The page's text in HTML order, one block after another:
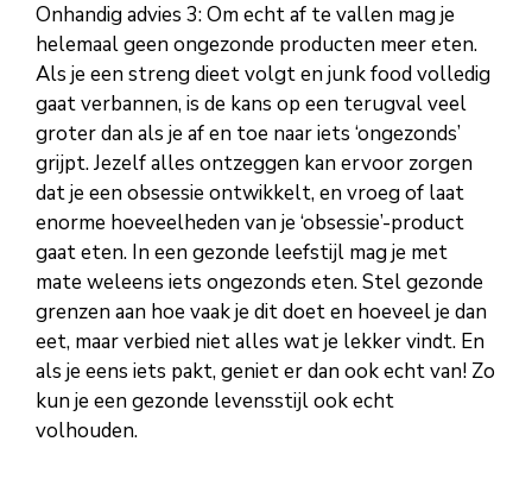
Onhandig advies 3: Om echt af te vallen mag je
helemaal geen ongezonde producten meer eten.
Als je een streng dieet volgt en junk food volledig
gaat verbannen, is de kans op een terugval veel
groter dan als je af en toe naar iets ‘ongezonds’
grijpt. Jezelf alles ontzeggen kan ervoor zorgen
dat je een obsessie ontwikkelt, en vroeg of laat
enorme hoeveelheden van je ‘obsessie’-product
gaat eten. In een gezonde leefstijl mag je met
mate weleens iets ongezonds eten. Stel gezonde
grenzen aan hoe vaak je dit doet en hoeveel je dan
eet, maar verbied niet alles wat je lekker vindt. En
als je eens iets pakt, geniet er dan ook echt van! Zo
kun je een gezonde levensstijl ook echt
volhouden.